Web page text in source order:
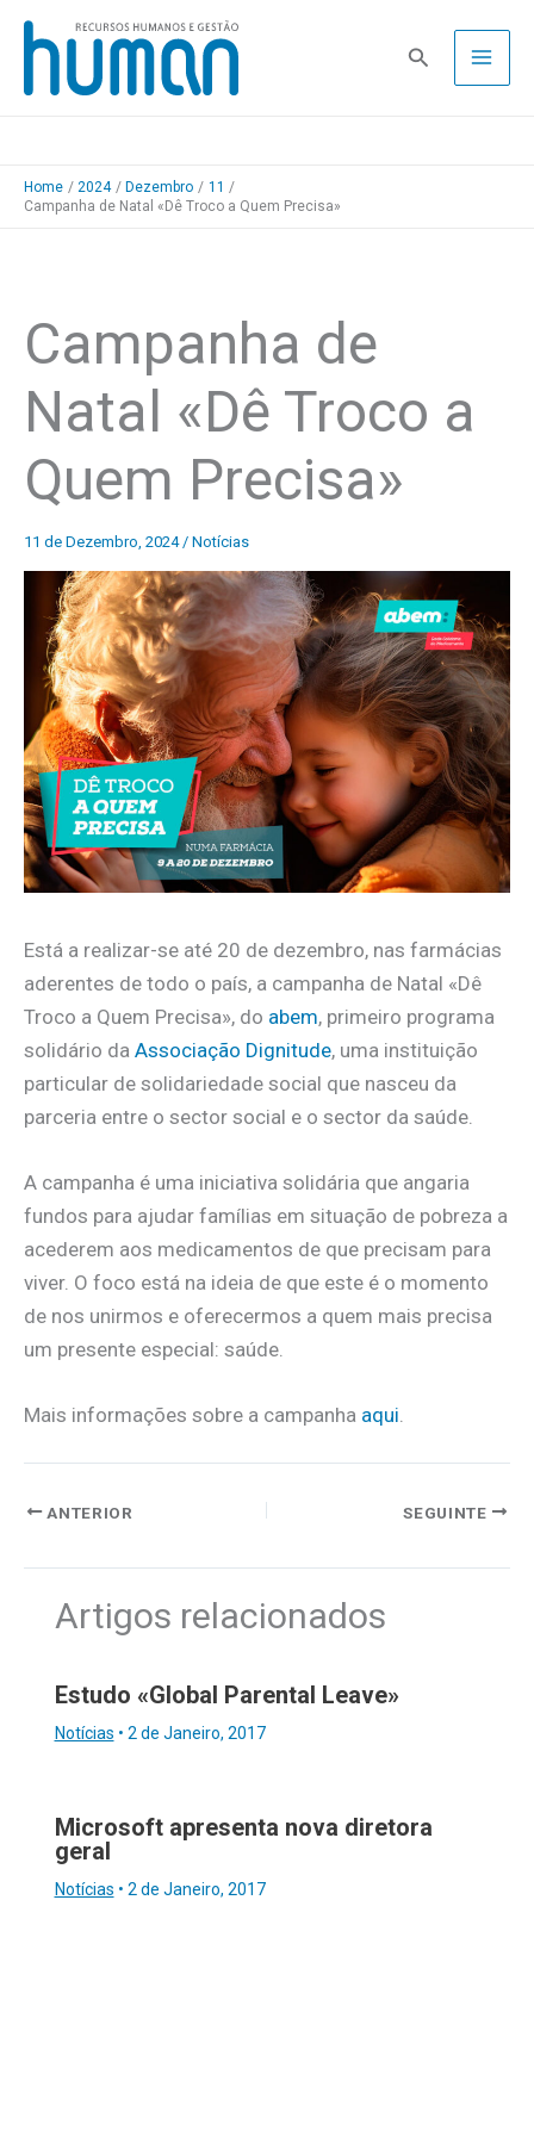
Skip
content
Pesquisa
Home 2024 Dezembro
11
Campanha de Natal «Dê Troco a Quem Precisa»
Campanha de
Natal «Dê Troco a
Quem Precisa»
11 de Dezembro, 2024 / Notícias
Está a realizar-se até 20 de dezembro, nas farmácias
aderentes de todo o país, a campanha de Natal «Dê
Troco a Quem Precisa», do abem, primeiro programa
solidário da Associação Dignitude, uma instituição
particular de solidariedade social que nasceu da
parceria entre o sector social e o sector da saúde.
A campanha é uma iniciativa solidária que angaria
fundos para ajudar famílias em situação de pobreza a
acederem aos medicamentos de que precisam para
viver. O foco está na ideia de que este é o momento
de nos unirmos e oferecermos a quem mais precisa
um presente especial: saúde.
Mais informações sobre a campanha aqui.
ANTERIOR SEGUINTE
Artigos relacionados
Estudo «Global Parental Leave»
Notícias • 2 de Janeiro, 2017
Microsoft apresenta nova diretora
geral
Notícias • 2 de Janeiro, 2017